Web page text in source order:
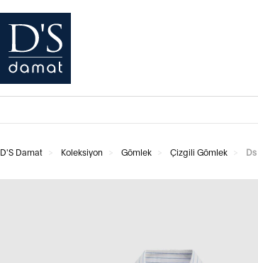
D'S Damat Koleksiyon Gömlek Çizgili Gömlek